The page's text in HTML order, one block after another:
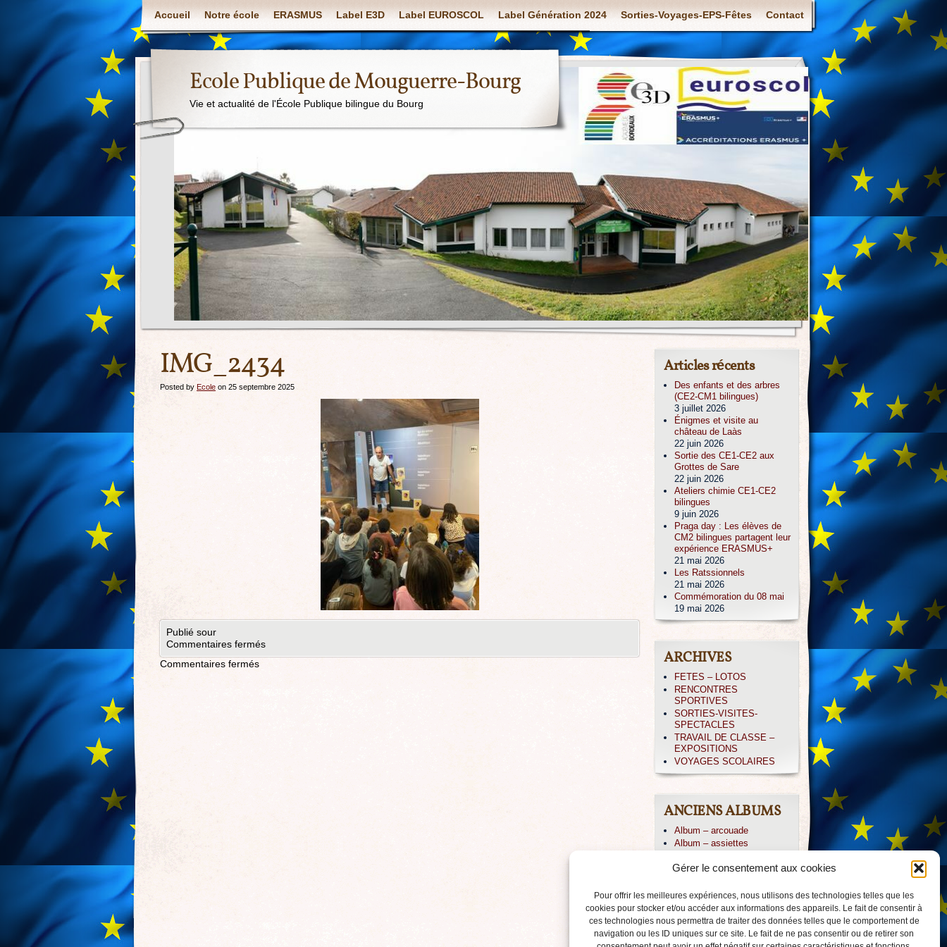
Gérer le consentement aux cookies
Pour offrir les meilleures expériences, nous utilisons des technologies telles que les
cookies pour stocker et/ou accéder aux informations des appareils. Le fait de consentir à
ces technologies nous permettra de traiter des données telles que le comportement de
navigation ou les ID uniques sur ce site. Le fait de ne pas consentir ou de retirer son
Accueil Notre école ERASMUS Label E3D Label EUROSCOL Label Génération 2024 Sorties-Voyages-EPS-Fêtes Contact
Ecole Publique de Mouguerre-Bourg
Vie et actualité de l'École Publique bilingue du Bourg
IMG_2434
Posted by Ecole on 25 septembre 2025
Publié sour
Commentaires fermés
Commentaires fermés
Articles récents
Des enfants et des arbres
(CE2-CM1 bilingues)
3 juillet 2026
Énigmes et visite au
château de Laàs
22 juin 2026
Sortie des CE1-CE2 aux
Grottes de Sare
22 juin 2026
Ateliers chimie CE1-CE2
bilingues
9 juin 2026
Praga day : Les élèves de
CM2 bilingues partagent leur
expérience ERASMUS+
21 mai 2026
Les Ratssionnels
21 mai 2026
Commémoration du 08 mai
19 mai 2026
ARCHIVES
FETES – LOTOS
RENCONTRES
SPORTIVES
SORTIES-VISITES-
SPECTACLES
TRAVAIL DE CLASSE –
EXPOSITIONS
VOYAGES SCOLAIRES
ANCIENS ALBUMS
Album – arcouade
Album – assiettes
Album – CP IRISSARY
Album – Icare
Album – irissarry
Album – jpierre
Album – PAYOLLE 04/013
Album – voile-CM2